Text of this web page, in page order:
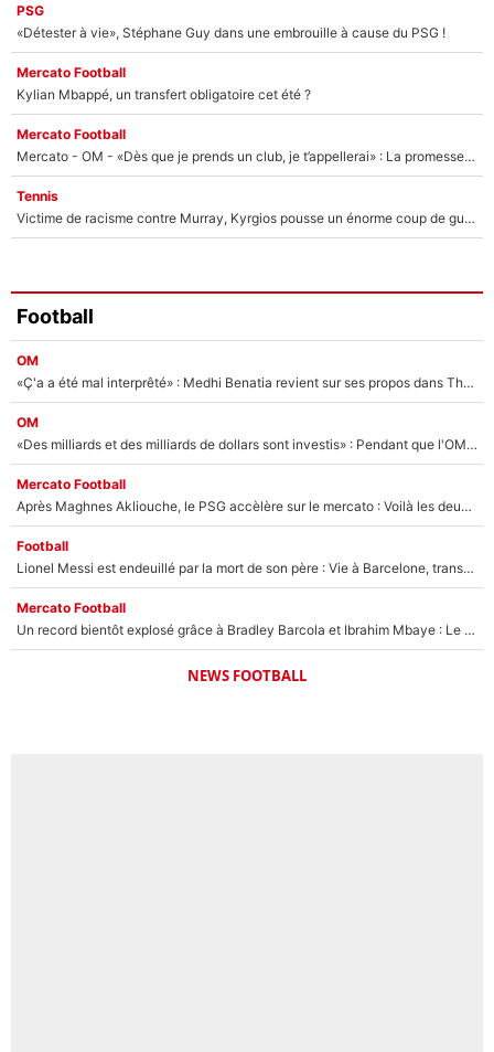
PSG
«Détester à vie», Stéphane Guy dans une embrouille à cause du PSG !
Mercato Football
Kylian Mbappé, un transfert obligatoire cet été ?
Mercato Football
Mercato - OM - «Dès que je prends un club, je t’appellerai» : La promesse de Marcelino au moment de claquer la porte
Tennis
Victime de racisme contre Murray, Kyrgios pousse un énorme coup de gueule !
Football
OM
«Ç'a a été mal interprêté» : Medhi Benatia revient sur ses propos dans The Bridge et précise ses conditions pour rejoindre le PSG !
OM
«Des milliards et des milliards de dollars sont investis» : Pendant que l'OM est en pleine crise financière, Frank McCourt lance un nouveau projet à 260M€ !
Mercato Football
Après Maghnes Akliouche, le PSG accèlère sur le mercato : Voilà les deux nouvelles recrues qui vont signer la semaine prochaine ?
Football
Lionel Messi est endeuillé par la mort de son père : Vie à Barcelone, transfert au PSG... voilà comment Jorge Messi a joué un rôle essentiel dans sa carrière !
Mercato Football
Un record bientôt explosé grâce à Bradley Barcola et Ibrahim Mbaye : Le PSG sur le point de réaliser un mercato historique ?
NEWS FOOTBALL